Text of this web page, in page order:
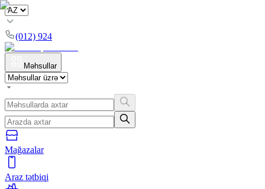
(012) 924
Məhsullar
Mağazalar
Araz tətbiqi